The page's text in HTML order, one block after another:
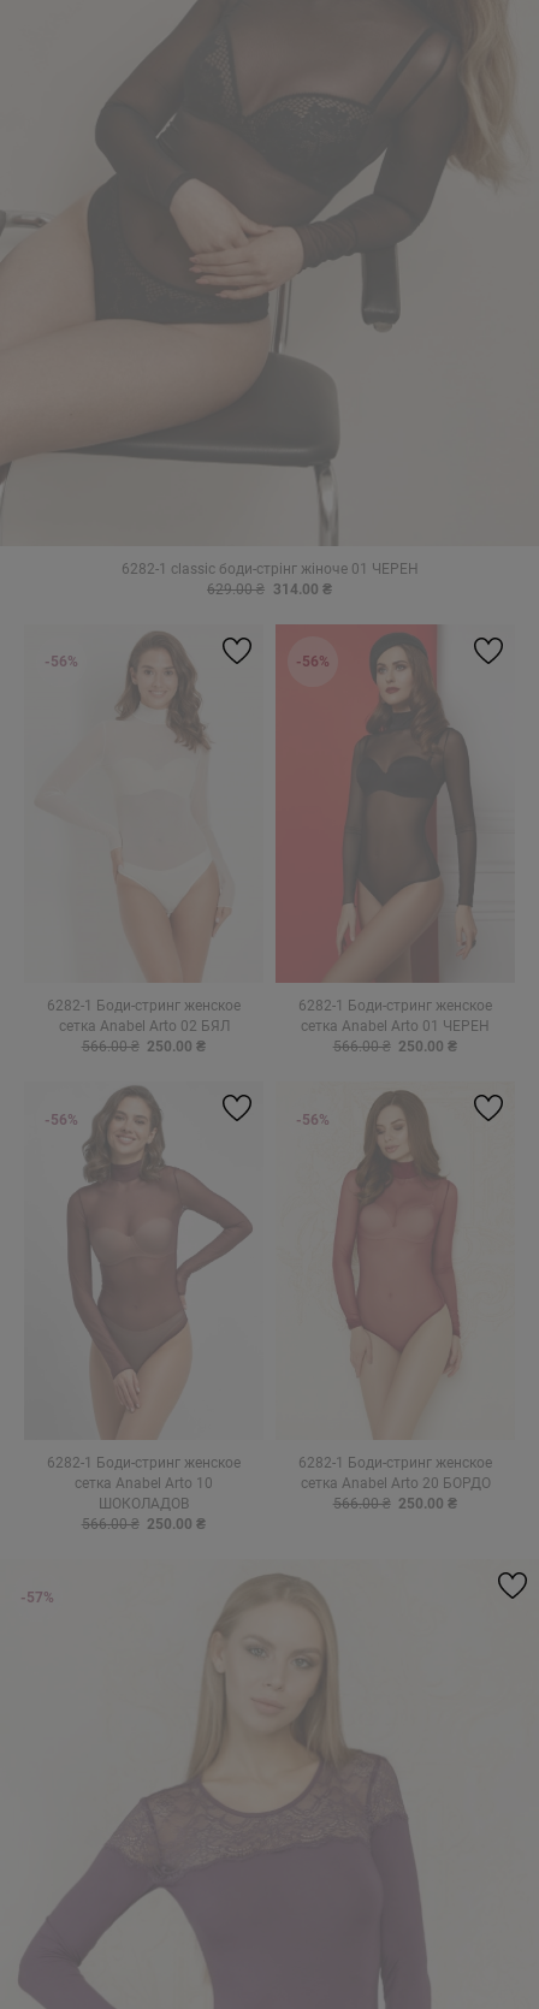
6282-1 classic боди-стрiнг жiноче 01 ЧЕРЕН
629.00 ₴ 314.00 ₴
6282-1 Боди-стринг женское
сетка Anabel Arto 02 БЯЛ
566.00 ₴ 250.00 ₴
-56%
6282-1 Боди-стринг женское
сетка Anabel Arto 01 ЧЕРЕН
566.00 ₴ 250.00 ₴
-56%
6282-1 Боди-стринг женское
сетка Anabel Arto 10
ШОКОЛАДОВ
566.00 ₴ 250.00 ₴
-56%
6282-1 Боди-стринг женское
сетка Anabel Arto 20 БОРДО
566.00 ₴ 250.00 ₴
-56%
-57%